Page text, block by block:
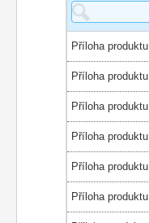
Příloha produktu
Příloha produktu
Příloha produktu
Příloha produktu
Příloha produktu
Příloha produktu